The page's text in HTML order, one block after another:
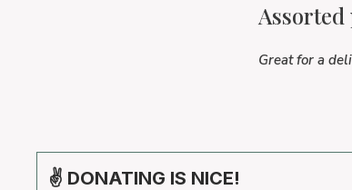
Great for a
✌ DONATING IS NICE!